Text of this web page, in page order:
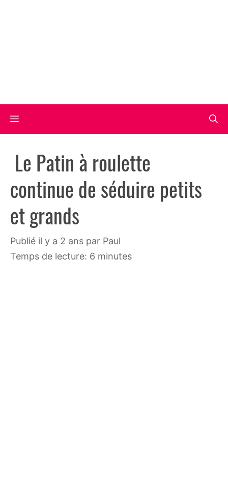
Menu
Le Patin à roulette
continue de séduire petits
et grands
publié il y a 2 ans par Paul
Temps de lecture: 6 minutes